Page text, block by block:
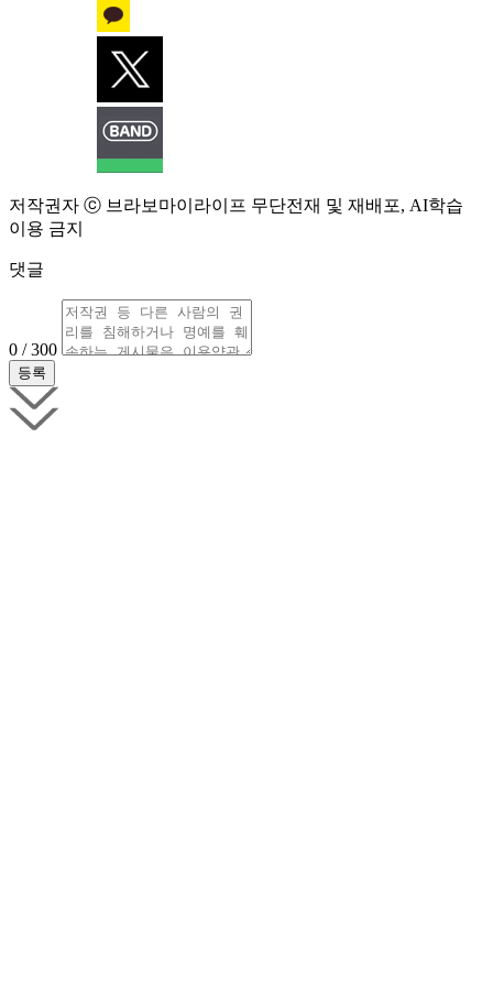
저작권자 ⓒ 브라보마이라이프 무단전재 및 재배포, AI학습
이용 금지
댓글
0 / 300